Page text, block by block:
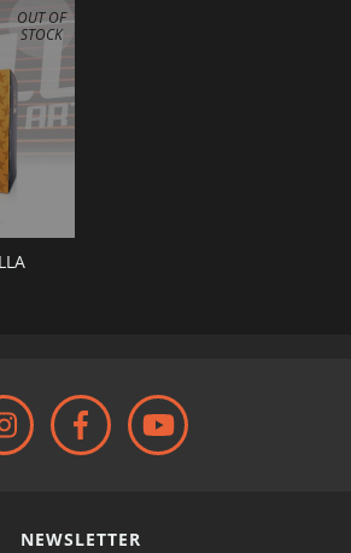
OUT OF
STOCK
NEWSLETTER